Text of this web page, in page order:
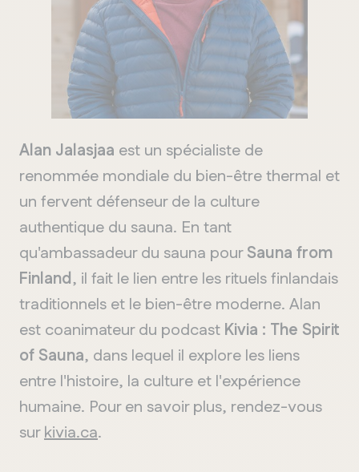
Alan Jalasjaa est un spécialiste de
renommée mondiale du bien-être thermal et
un fervent défenseur de la culture
authentique du sauna. En tant
qu'ambassadeur du sauna pourSauna from
Finland, il fait le lien entre les rituels finlandais
traditionnels et le bien-être moderne. Alan
est coanimateur du podcast Kivia : The Spirit
of Sauna, dans lequel il explore les liens
entre l'histoire, la culture et l'expérience
humaine. Pour en savoir plus, rendez-vous
surkivia.ca.